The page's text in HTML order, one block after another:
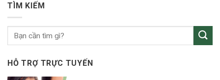
Sóng
TÌM KIẾM
HỖ TRỢ TRỰC TUYẾN